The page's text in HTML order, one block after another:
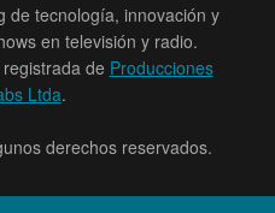
de tecnología, innovación y
en televisión y radio.
de Producciones
Ltda.
derechos reservados.